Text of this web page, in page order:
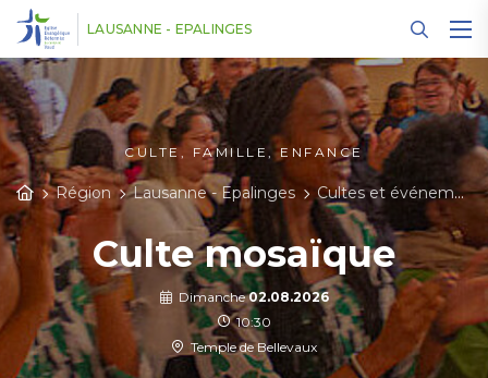
LAUSANNE - EPALINGES
CULTE, FAMILLE, ENFANCE
Région Lausanne - Epalinges Cultes et événements
Culte mosaïque
Dimanche02.08.2026
10:30
Temple de Bellevaux
Panneau de gestion des cookies